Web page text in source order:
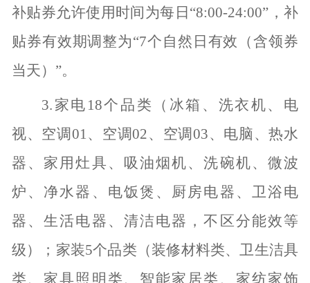
补贴券允许使用时间为每日“8:00-24:00”，补
贴券有效期调整为“7个自然日有效（含领券
当天）”。
3.家电18个品类（冰箱、洗衣机、电
视、空调01、空调02、空调03、电脑、热水
器、家用灶具、吸油烟机、洗碗机、微波
炉、净水器、电饭煲、厨房电器、卫浴电
器、生活电器、清洁电器，不区分能效等
级）；家装5个品类（装修材料类、卫生洁具
类、家具照明类、智能家居类、家纺家饰